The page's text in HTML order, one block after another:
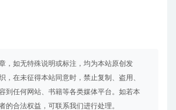
，如无特殊说明或标注，均为本站原创发
，在未征得本站同意时，禁止复制、盗用、
到任何网站、书籍等各类媒体平台。如若本
的合法权益，可联系我们进行处理。